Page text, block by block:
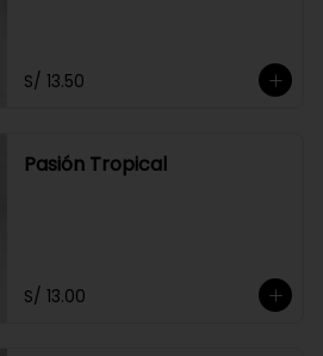
S/ 13.50
Pasión Tropical
S/ 13.00